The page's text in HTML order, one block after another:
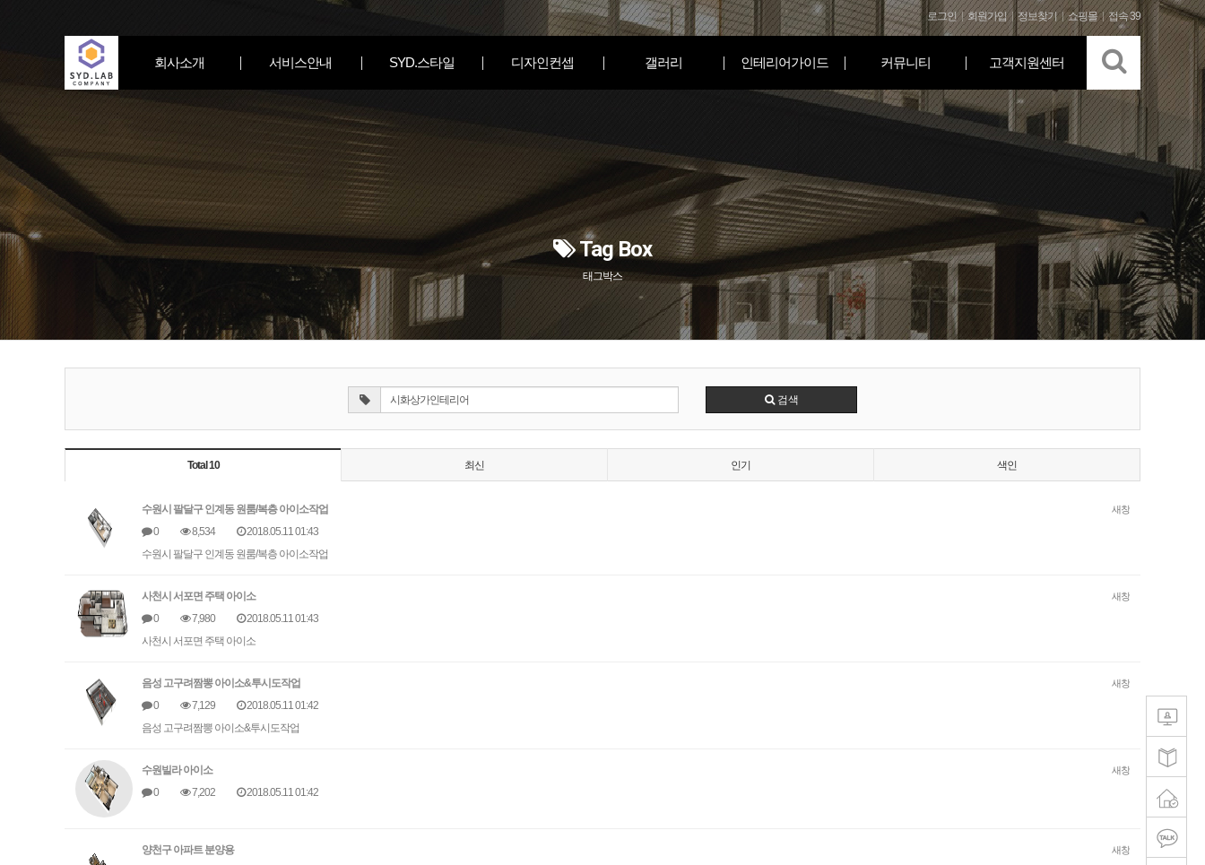
회사소개 서비스안내 SYD.스타일 디자인컨셉 갤러리 인테리어가이드 커뮤니티 고객지원센터
로그인 회원가입 정보찾기 쇼핑몰 접속 39
Tag Box
태그박스
검색
Total 10 최신 인기 색인
새창
수원시 팔달구 인계동 원룸/복층 아이소작업
0
8,534
2018.05.11 01:43
수원시 팔달구 인계동 원룸/복층 아이소작업
새창
사천시 서포면 주택 아이소
0
7,980
2018.05.11 01:43
사천시 서포면 주택 아이소
새창
음성 고구려짬뽕 아이소&투시도작업
0
7,129
2018.05.11 01:42
음성 고구려짬뽕 아이소&투시도작업
새창
수원빌라 아이소
0
7,202 2018.05.11 01:42
새창
양천구 아파트 분양용